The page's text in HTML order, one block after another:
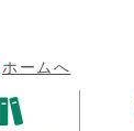
ホームへ